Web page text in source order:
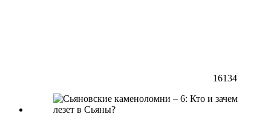
16134